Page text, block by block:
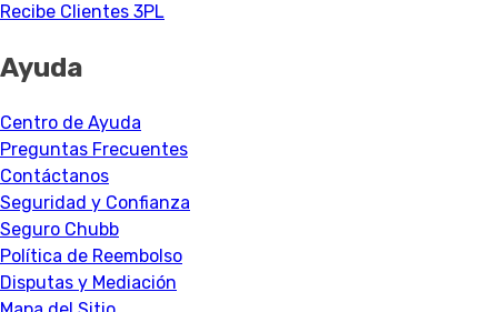
Recibe Clientes 3PL
Ayuda
Centro de Ayuda
Preguntas Frecuentes
Contáctanos
Seguridad y Confianza
Seguro Chubb
Política de Reembolso
Disputas y Mediación